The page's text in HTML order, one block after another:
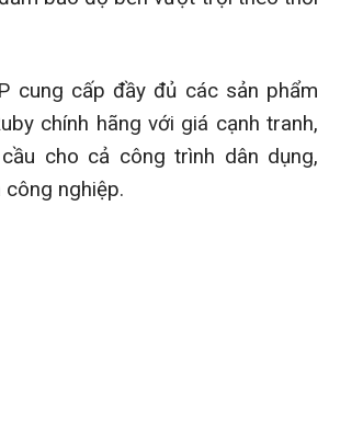
cung cấp đầy đủ các sản phẩm
chính hãng với giá cạnh tranh,
cho cả công trình dân dụng,
nghiệp.